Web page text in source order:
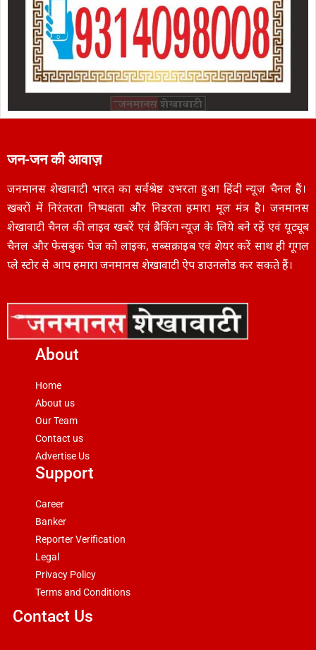
जन-जन की आवाज़
जनमानस शेखावाटी भारत का सर्वश्रेष्ठ उभरता हुआ हिंदी न्यूज़ चैनल हैं।
खबरों में निरंतरता निष्पक्षता और निडरता हमारा मूल मंत्र है। जनमानस
शेखावाटी चैनल की लाइव खबरें एवं ब्रैकिंग न्यूज़ के लिये बने रहें एवं यूट्यूब
चैनल और फेसबुक पेज को लाइक, सब्सक्राइब एवं शेयर करें साथ ही गूगल
प्ले स्टोर से आप हमारा जनमानस शेखावाटी ऐप डाउनलोड कर सकते हैं।
About
Home
About us
Our Team
Contact us
Advertise Us
Support
Career
Banker
Reporter Verification
Legal
Privacy Policy
Terms and Conditions
Contact Us